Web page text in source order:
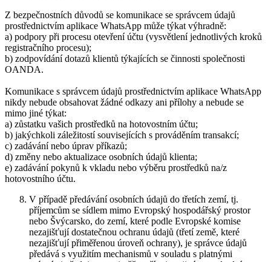
Z bezpečnostních důvodů se komunikace se správcem údajů
prostřednictvím aplikace WhatsApp může týkat výhradně:
a) podpory při procesu otevření účtu (vysvětlení jednotlivých kroků
registračního procesu);
b) zodpovídání dotazů klientů týkajících se činnosti společnosti
OANDA.
Komunikace s správcem údajů prostřednictvím aplikace WhatsApp
nikdy nebude obsahovat žádné odkazy ani přílohy a nebude se
mimo jiné týkat:
a) zůstatku vašich prostředků na hotovostním účtu;
b) jakýchkoli záležitostí souvisejících s prováděním transakcí;
c) zadávání nebo úprav příkazů;
d) změny nebo aktualizace osobních údajů klienta;
e) zadávání pokynů k vkladu nebo výběru prostředků na/z
hotovostního účtu.
V případě předávání osobních údajů do třetích zemí, tj.
příjemcům se sídlem mimo Evropský hospodářský prostor
nebo Švýcarsko, do zemí, které podle Evropské komise
nezajišťují dostatečnou ochranu údajů (třetí země, které
nezajišťují přiměřenou úroveň ochrany), je správce údajů
předává s využitím mechanismů v souladu s platnými